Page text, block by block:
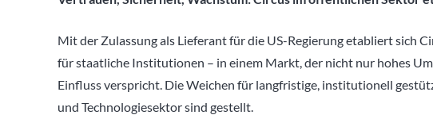
Mit der Zulassung als Lieferant für die US-Regierung etabliert sich
für staatliche Institutionen – in einem Markt, der nicht nur hohes
Einfluss verspricht. Die Weichen für langfristige, institutionell
und Technologiesektor sind gestellt.